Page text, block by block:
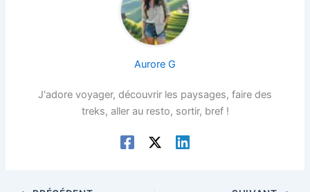
Aurore G
J'adore voyager, découvrir les paysages, faire des
treks, aller au resto, sortir, bref !